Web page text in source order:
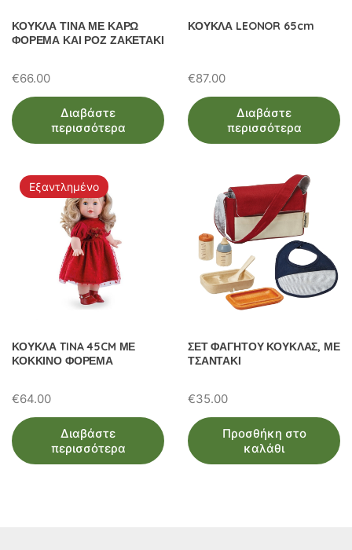
ΚΟΥΚΛΑ ΤΙΝΑ ΜΕ ΚΑΡΩ
ΦΟΡΕΜΑ ΚΑΙ ΡΟΖ ΖΑΚΕΤΑΚΙ
€66.00
Διαβάστε
περισσότερα
ΚΟΥΚΛΑ LEONOR 65cm
€87.00
Διαβάστε
περισσότερα
Εξαντλημένο
ΚΟΥΚΛΑ TINA 45CM ΜΕ
ΚΟΚΚΙΝΟ ΦΟΡΕΜΑ
€64.00
Διαβάστε
περισσότερα
ΣΕΤ ΦΑΓΗΤΟΥ ΚΟΥΚΛΑΣ, ΜΕ
ΤΣΑΝΤΑΚΙ
€35.00
Προσθήκη στο
καλάθι